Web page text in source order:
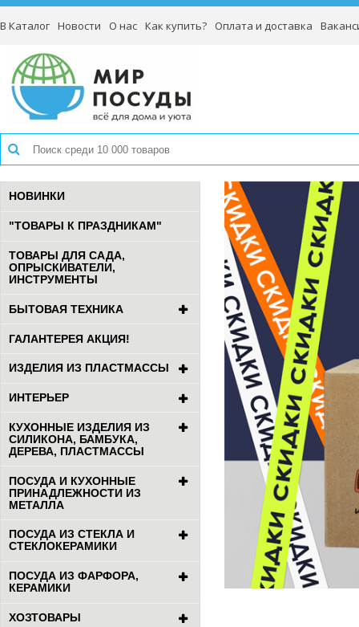
В Каталог Новости О нас Как купить? Оплата и доставка
НОВИНКИ
"ТОВАРЫ К ПРАЗДНИКАМ"
ТОВАРЫ ДЛЯ САДА,
ОПРЫСКИВАТЕЛИ,
ИНСТРУМЕНТЫ
БЫТОВАЯ ТЕХНИКА
ГАЛАНТЕРЕЯ АКЦИЯ!
ИЗДЕЛИЯ ИЗ ПЛАСТМАССЫ
ИНТЕРЬЕР
КУХОННЫЕ ИЗДЕЛИЯ ИЗ
СИЛИКОНА, БАМБУКА,
ДЕРЕВА, ПЛАСТМАССЫ
ПОСУДА И КУХОННЫЕ
ПРИНАДЛЕЖНОСТИ ИЗ
МЕТАЛЛА
ПОСУДА ИЗ СТЕКЛА И
СТЕКЛОКЕРАМИКИ
ПОСУДА ИЗ ФАРФОРА,
КЕРАМИКИ
ХОЗТОВАРЫ